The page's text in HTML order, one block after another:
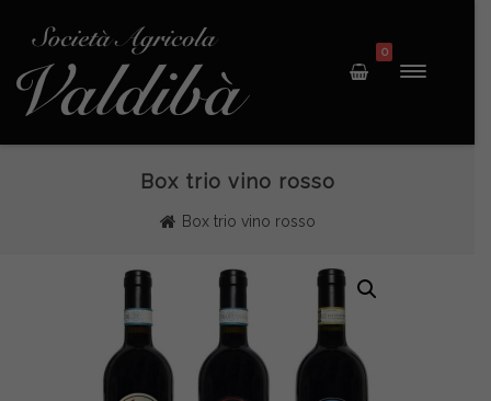
0
Box trio vino rosso
Box trio vino rosso